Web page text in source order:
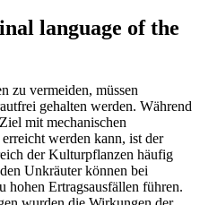
language of the
zu vermeiden, müssen
gehalten werden. Während
mit mechanischen
werden kann, ist der
der Kulturpflanzen häufig
Unkräuter können bei
hohen Ertragsausfällen führen.